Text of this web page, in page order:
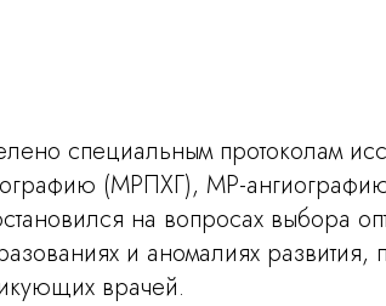
специальным протоколам
(МРПХГ), МР-
на вопросах выбора
и аномалиях развития,
врачей.